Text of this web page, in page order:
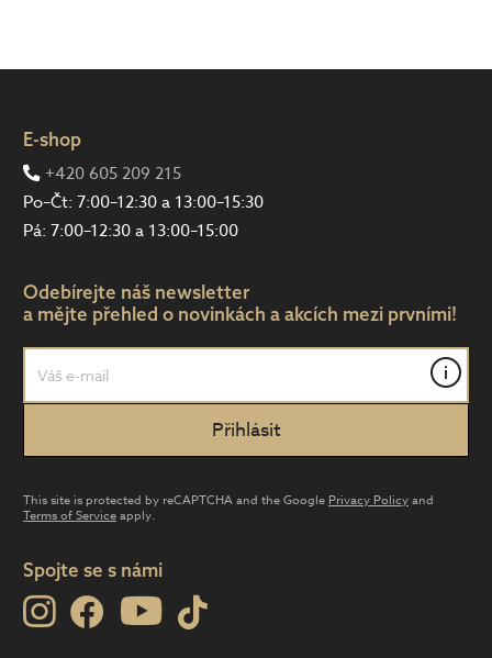
E-shop
+420 605 209 215
Po–Čt: 7:00–12:30 a 13:00–15:30
Pá: 7:00–12:30 a 13:00–15:00
Odebírejte náš newsletter
a mějte přehled o novinkách a akcích mezi prvními!
i
This site is protected by reCAPTCHA and the Google Privacy Policyand
Terms of Serviceapply.
Spojte se s námi